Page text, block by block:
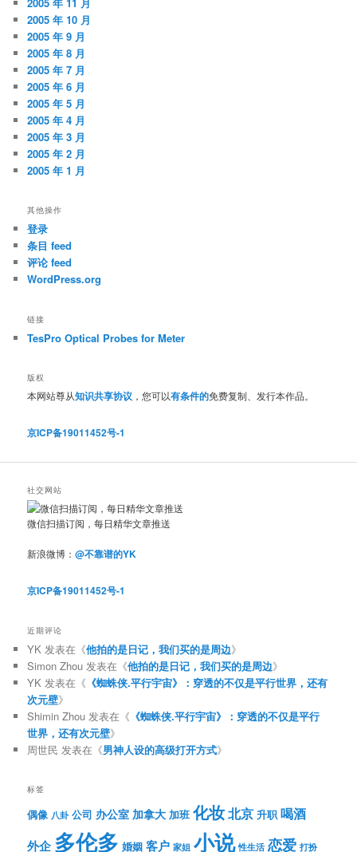
2005 年 10 月
2005 年 9 月
2005 年 8 月
2005 年 7 月
2005 年 6 月
2005 年 5 月
2005 年 4 月
2005 年 3 月
2005 年 2 月
2005 年 1 月
其他操作
登录
条目 feed
评论 feed
WordPress.org
链接
TesPro Optical Probes for Meter
版权
本网站尊从知识共享协议 ，您可以有条件的免费复制、发行本作品。
京ICP备19011452号-1
社交网站
微信扫描订阅，每日精华文章推送
新浪微博：@不靠谱的YK
京ICP备19011452号-1
近期评论
YK 发表在《他拍的是日记，我们买的是周边》
Simon Zhou 发表在《他拍的是日记，我们买的是周边》
YK 发表在《 《蜘蛛侠.平行宇宙》：穿透的不仅是平行世界，还有
次元壁》
Shimin Zhou 发表在《 《蜘蛛侠.平行宇宙》：穿透的不仅是平行
世界，还有次元壁》
周世民 发表在《男神人设的高级打开方式》
标签
偶像 八卦 公司 办公室 加拿大 加班 化妆北京 升职 喝酒
外企 多伦多 婚姻 客户 家姐 小说 性生活 恋爱 打扮